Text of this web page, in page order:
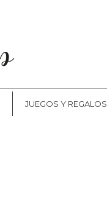
JUEGOS Y REGALOS